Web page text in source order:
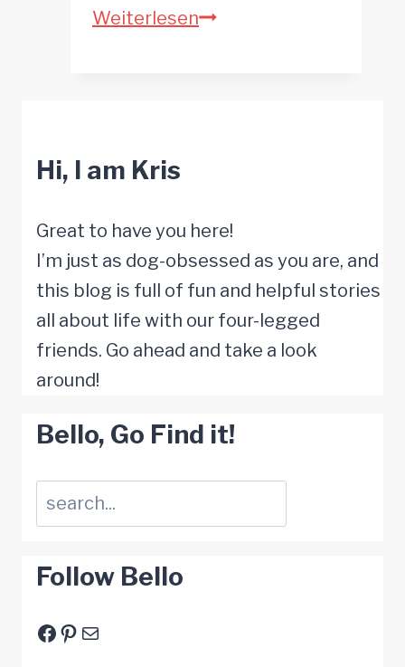
WeiterlesenKann
nicht
mag?
Hi, I am Kris
Great to have you here!
I’m just as dog-obsessed as you are, and
this blog is full of fun and helpful stories
all about life with our four-legged
friends. Go ahead and take a look
around!
Bello, Go Find it!
Suchen
Follow Bello
Facebook
Pinterest
E-Mail